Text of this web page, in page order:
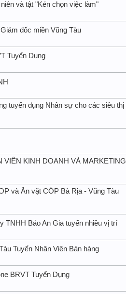
và tật "Kén chọn việc làm"
đốc miền Vũng Tàu
Tuyển Dụng
tuyển dụng Nhân sự cho các siêu thị
VIÊN KINH DOANH VÀ MARKETING
và Ăn vặt CÓP Bà Rịa - Vũng Tàu
TNHH Bảo An Gia tuyển nhiều vị trí
Tuyển Nhân Viên Bán hàng
BRVT Tuyển Dụng